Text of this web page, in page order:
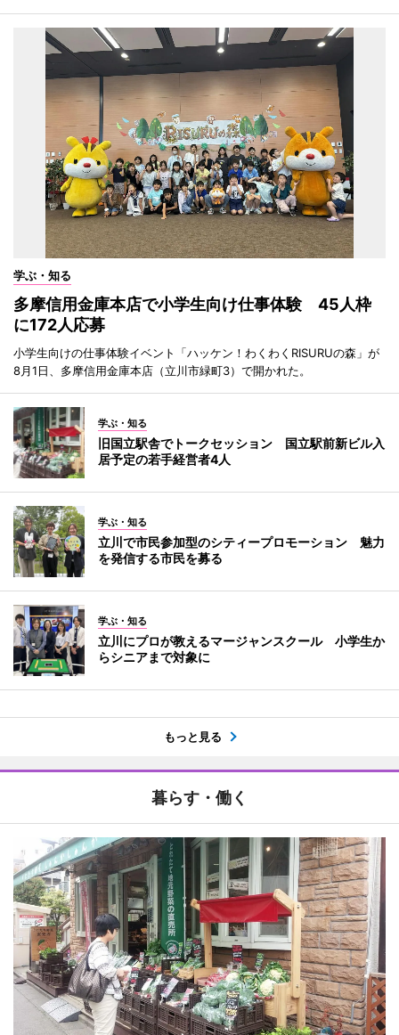
学ぶ・知る
多摩信用金庫本店で小学生向け仕事体験 45人枠
に172人応募
小学生向けの仕事体験イベント「ハッケン！わくわくRISURUの森」が
8月1日、多摩信用金庫本店（立川市緑町3）で開かれた。
学ぶ・知る
旧国立駅舎でトークセッション 国立駅前新ビル入
居予定の若手経営者4人
学ぶ・知る
立川で市民参加型のシティープロモーション 魅力
を発信する市民を募る
学ぶ・知る
立川にプロが教えるマージャンスクール 小学生か
らシニアまで対象に
もっと見る
暮らす・働く